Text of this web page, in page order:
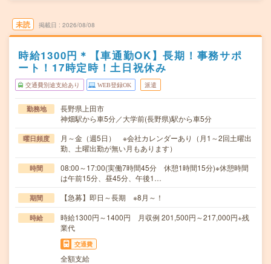
未読 掲載日 2026/08/08
時給1300円＊【車通勤OK】長期！事務サポ
ート！17時定時！土日祝休み
交通費別途支給あり WEB登録OK 派遣
勤務地
長野県上田市
神畑駅から車5分／大学前(長野県)駅から車5分
曜日頻度
月～金（週5日） ※会社カレンダーあり（月1～2回土曜出
勤、土曜出勤が無い月もあります）
時間
08:00～17:00(実働7時間45分 休憩1時間15分)※休憩時間
は午前15分、昼45分、午後1…
期間 【急募】即日～長期 ※8月～！
時給
時給1300円～1400円 月収例 201,500円～217,000円+残
業代
交通費
全額支給